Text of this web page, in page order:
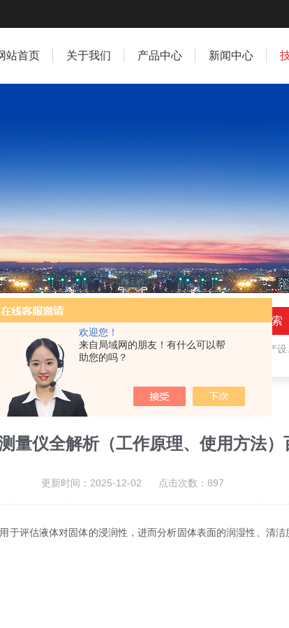
欢迎您！
来自局域网的朋友！有什么可以帮
助您的吗？
站首页 关于我们 产品中心 新闻中心
热门关键词：隐形眼镜（接触镜）用检测仪器和生产设备，人工晶状体（IOL/ICL）用检测仪器和生产设备，眼镜产品检测仪器，水气处理环保设备
、使用方法）百科
量仪全解析（工作原理、使用方法）
更新时间：2025-12-02 点击次数：897
于评估液体对固体的浸润性，进而分析固体表面的润湿性、清